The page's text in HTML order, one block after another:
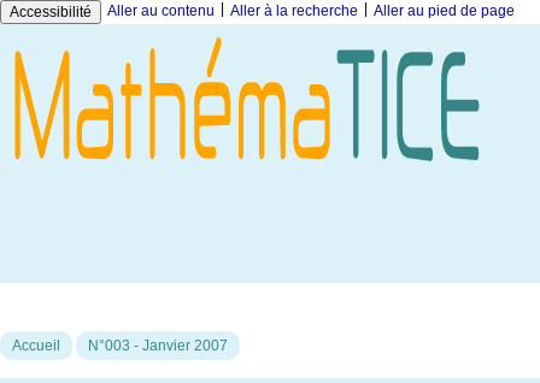
Accessibilité Aller au contenu Aller à la recherche Aller au pied de page
Accueil N°003 - Janvier 2007